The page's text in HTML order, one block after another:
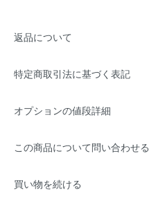
返品について
特定商取引法に基づく表記
オプションの値段詳細
この商品について問い合わせる
買い物を続ける